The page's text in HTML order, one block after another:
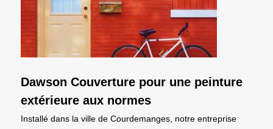
Dawson Couverture pour une peinture
extérieure aux normes
Installé dans la ville de Courdemanges, notre entreprise